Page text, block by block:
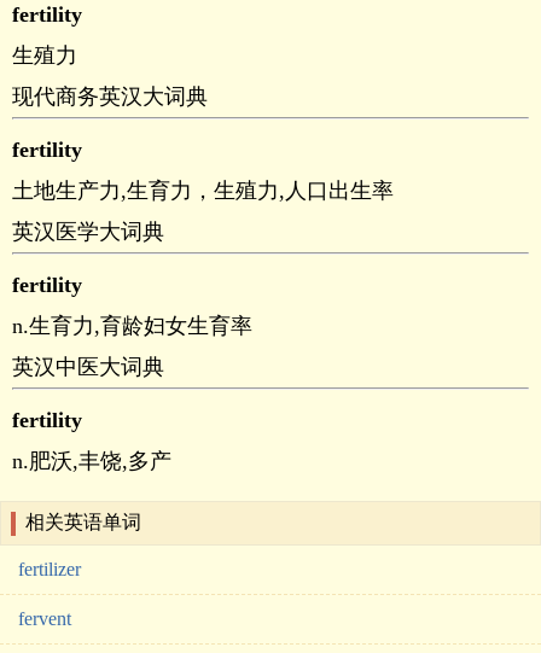
fertility
生殖力
现代商务英汉大词典
fertility
土地生产力,生育力，生殖力,人口出生率
英汉医学大词典
fertility
n.生育力,育龄妇女生育率
英汉中医大词典
fertility
n.肥沃,丰饶,多产
相关英语单词
fertilizer
fervent